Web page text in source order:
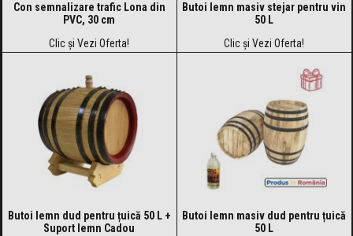
Con semnalizare trafic Lona din
PVC, 30 cm
Clic și Vezi Oferta!
Butoi lemn masiv stejar pentru vin
50 L
Clic și Vezi Oferta!
Butoi lemn dud pentru țuică 50 L +
Suport lemn Cadou
Butoi lemn masiv dud pentru țuică
50 L